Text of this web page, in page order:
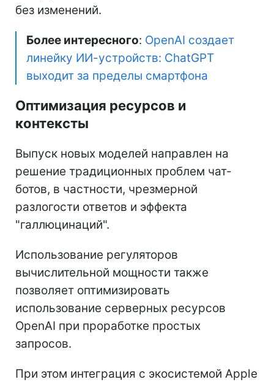
без изменений.
Более интересного: OpenAI создает
линейку ИИ-устройств: ChatGPT
выходит за пределы смартфона
Оптимизация ресурсов и
контексты
Выпуск новых моделей направлен на
решение традиционных проблем чат-
ботов, в частности, чрезмерной
разлогости ответов и эффекта
"галлюцинаций".
Использование регуляторов
вычислительной мощности также
позволяет оптимизировать
использование серверных ресурсов
OpenAI при проработке простых
запросов.
При этом интеграция с экосистемой Apple